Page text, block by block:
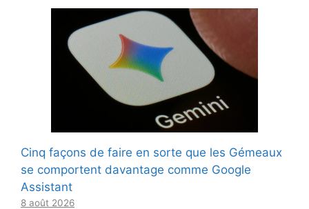
Cinq façons de faire en sorte que les Gémeaux
se comportent davantage comme Google
Assistant
8 août 2026